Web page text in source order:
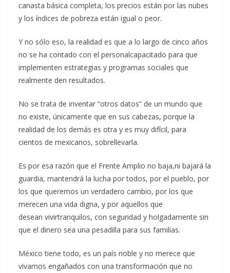
canasta básica completa, los precios están por las nubes
y los índices de pobreza están igual o peor.
Y no sólo eso, la realidad es que a lo largo de cinco años
no se ha contado con el personalcapacitado para que
implementen estrategias y programas sociales que
realmente den resultados.
No se trata de inventar “otros datos” de un mundo que
no existe, únicamente que en sus cabezas, porque la
realidad de los demás es otra y es muy difícil, para
cientos de mexicanos, sobrellevarla.
Es por esa razón que el Frente Amplio no baja,ni bajará la
guardia, mantendrá la lucha por todos, por el pueblo, por
los que queremos un verdadero cambio, por los que
merecen una vida digna, y por aquellos que
desean vivirtranquilos, con seguridad y holgadamente sin
que el dinero sea una pesadilla para sus familias.
México tiene todo, es un país noble y no merece que
vivamos engañados con una transformación que no